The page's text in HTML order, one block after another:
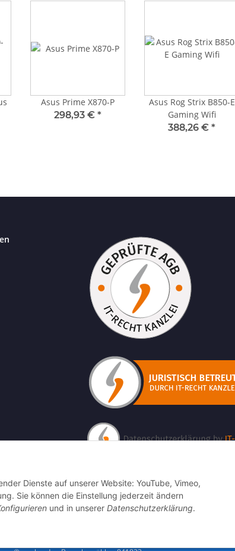
Dienste auf unserer Website: YouTube, Vimeo,
Sie können die Einstellung jederzeit ändern
und in unserer Datenschutzerklärung.
Asus Prime X870-P
298,93 € *
Asus Rog Strix B850-E
Gaming Wifi
388,26 € *